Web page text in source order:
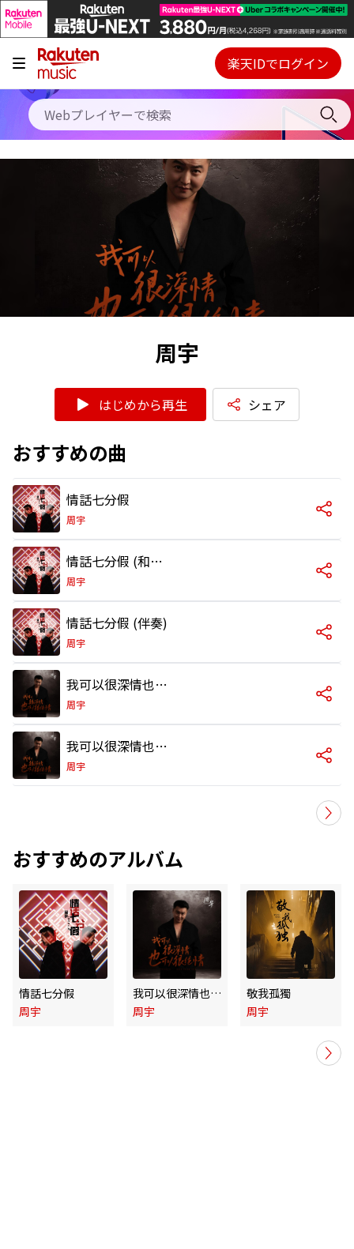
キャンペーン
料金プラン
使い方
初回30日間無料お試し
Webプレイヤー
ご契約内容の確認・変更
楽天IDでログイン
周宇
はじめから再生 シェア
おすすめの曲
情話七分假
周宇
情話七分假 (和聲伴奏)
周宇
情話七分假 (伴奏)
周宇
我可以很深情也可以很絕情
周宇
我可以很深情也可以很絕情 (DJ偉然版)
周宇
おすすめのアルバム
情話七分假
周宇
我可以很深情也可以很絕情
周宇
敬我孤獨
周宇